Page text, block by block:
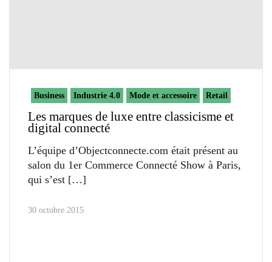
Business Industrie 4.0 Mode et accessoire Retail
Les marques de luxe entre classicisme et
digital connecté
L’équipe d’Objectconnecte.com était présent au
salon du 1er Commerce Connecté Show à Paris,
qui s’est
30 octobre 2015